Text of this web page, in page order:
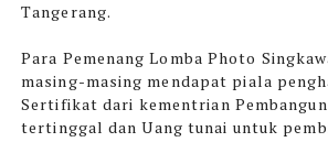
Tangerang.
Para Pemenang Lomba Photo
masing-masing mendapat piala
Sertifikat dari kementrian
tertinggal dan Uang tunai untuk